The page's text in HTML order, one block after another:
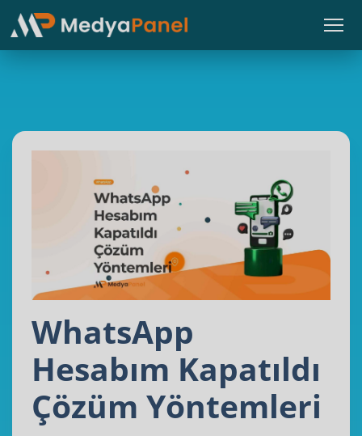
WhatsApp
Hesabım Kapatıldı
Çözüm Yöntemleri